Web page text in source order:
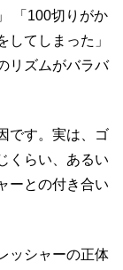
「100切りがか
てしまった」
リズムがバラバ
です。実は、ゴ
くらい、あるい
ーとの付き合い
ッシャーの正体